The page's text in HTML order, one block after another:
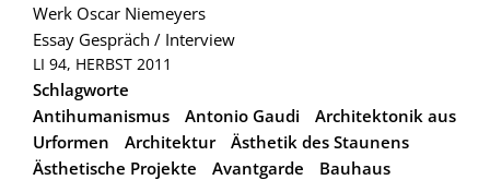
Werk Oscar Niemeyers
Essay Gespräch / Interview
LI 94, HERBST 2011
Schlagworte
Antihumanismus
Antonio Gaudi
Architektonik aus
Urformen
Architektur
Ästhetik des Staunens
Ästhetische Projekte
Avantgarde
Bauhaus